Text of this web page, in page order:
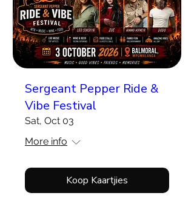
Sergeant Pepper Ride &
Vibe Festival
Sat, Oct 03
More info
Koop Kaartjies